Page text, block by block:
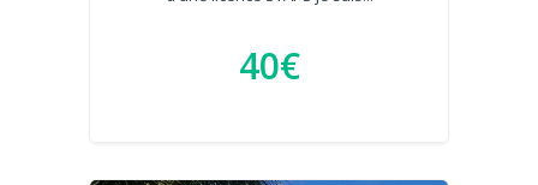
40€